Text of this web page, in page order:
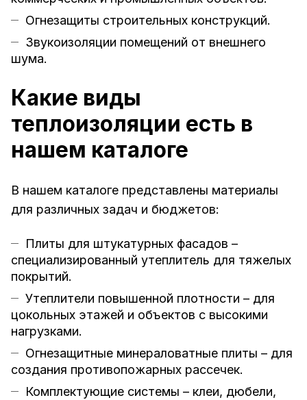
Огнезащиты строительных конструкций.
Звукоизоляции помещений от внешнего
шума.
Какие виды
теплоизоляции есть в
нашем каталоге
В нашем каталоге представлены материалы
для различных задач и бюджетов:
Плиты для штукатурных фасадов –
специализированный утеплитель для тяжелых
покрытий.
Утеплители повышенной плотности – для
цокольных этажей и объектов с высокими
нагрузками.
Огнезащитные минераловатные плиты – для
создания противопожарных рассечек.
Комплектующие системы – клеи, дюбели,